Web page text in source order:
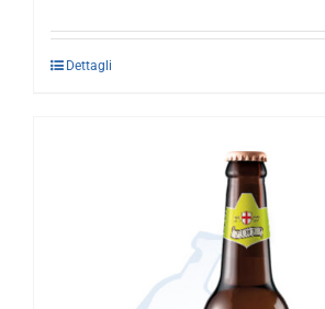
Dettagli